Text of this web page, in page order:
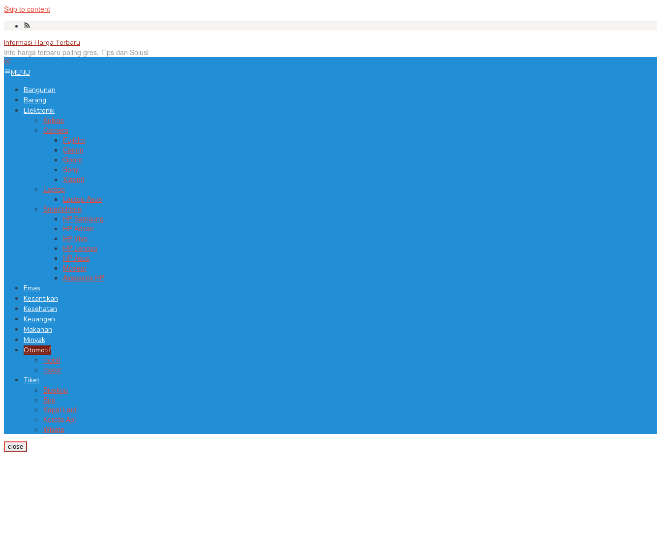
Skip to content
Informasi Harga Terbaru
Info harga terbaru paling gres, Tips dan Solusi
MENU
Bangunan
Barang
Elektronik
Kulkas
Camera
Fujifilm
Canon
Gopro
Sony
Xiaomi
Laptop
Laptop Asus
Smartphone
HP Samsung
HP Advan
HP Vivo
HP Lenovo
HP Asus
Modem
Aksesoris HP
Emas
Kecantikan
Kesehatan
Keuangan
Makanan
Minyak
Otomotif
mobil
motor
Tiket
Bioskop
Bus
Kapal Laut
Kereta Api
Wisata
close